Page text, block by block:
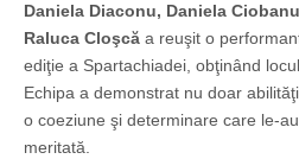
Daniela Diaconu, Daniela
Raluca Cloşcă a reuşit o
ediţie a Spartachiadei, obţinând
Echipa a demonstrat nu doar
o coeziune şi determinare care le-
meritată.